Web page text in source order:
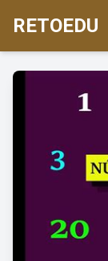
RETOEDU